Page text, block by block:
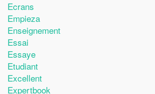
Ecrans
Empieza
Enseignement
Essai
Essaye
Etudiant
Excellent
Expertbook